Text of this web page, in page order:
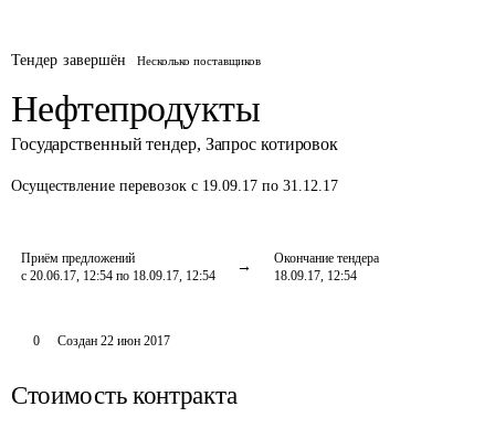
Тендер завершён Несколько поставщиков
Нефтепродукты
Государственный тендер, Запрос котировок
Осуществление перевозок с 19.09.17 по 31.12.17
Приём предложений
с 20.06.17, 12:54 по 18.09.17, 12:54
Окончание тендера
18.09.17, 12:54
0 Создан 22 июн 2017
Стоимость контракта